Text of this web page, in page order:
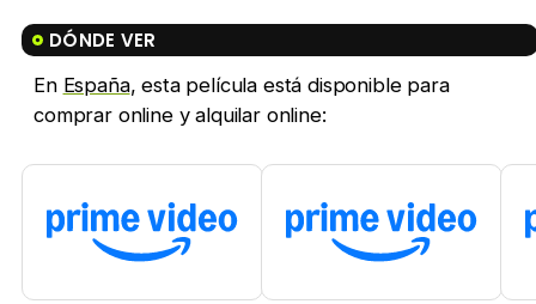
DÓNDE VER
En España, esta película está disponible para
comprar online y alquilar online: